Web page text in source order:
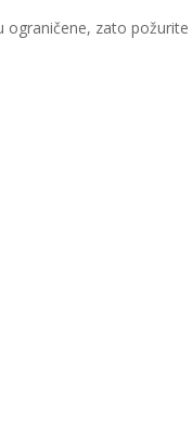
ograničene, zato požurite